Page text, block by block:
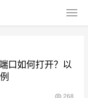
口如何打开？以
268